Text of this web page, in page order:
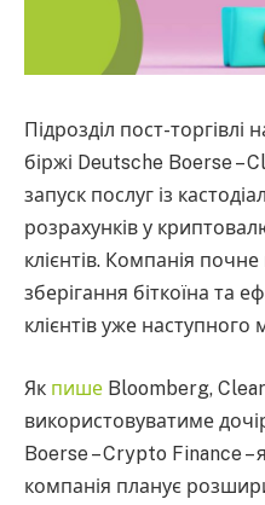
Підрозділ пост-торгівлі
біржі Deutsche Boerse –
запуск послуг із
розрахунків у
клієнтів. Компанія
зберігання біткоїна та
клієнтів уже наступного
Як пише Bloomberg,
використовуватиме
Boerse – Crypto Finance –
компанія планує